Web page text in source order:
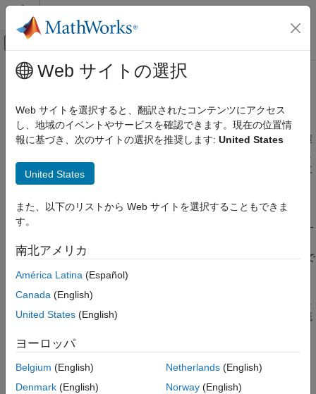
コンテンツへスキップ
オフキャンバス ナビゲーション メ
ドキュメンテーションのホーム
Reinforcement Learning Toolbox
Reinforcement Learning Toolbox 入門
環境
エージェント
アクター、クリティック、および方策
ベンチマークの例
メインコンテンツ
エージェント
強化学習エージェントの作成と構成
強化学習エージェントは、環境から観測値と報酬を受け取り、環
ントはパラメーターを継続的に更新して、特定の環境の方策を改
善します。
Reinforcement Learning Toolbox™ ソフトウェアは、Q 学習、
DQN、PG、AC、DDPG、TD3、SAC、PPO などのいくつかの一
般的なアルゴリズムを使用する組み込みの強化学習エージェント
を提供します。独自のカスタム エージェントを実装することもで
きます。
エージェントの概要については、
を参照し
てください。方策、価値関数、アクターおよびクリティックの概
してください。
アプリ
Web サイトの選択
Web サイトを選択すると、翻訳されたコンテンツにアクセス
し、地域のイベントやサービスを確認できます。現在の位置情
報に基づき、次のサイトの選択を推奨します: United States
United States
また、以下のリストから Web サイトを選択することもできま
す。
南北アメリカ
América Latina (Español)
Canada (English)
United States (English)
ヨーロッパ
Belgium (English)
Denmark (English)
Netherlands(English)
Norway(English)